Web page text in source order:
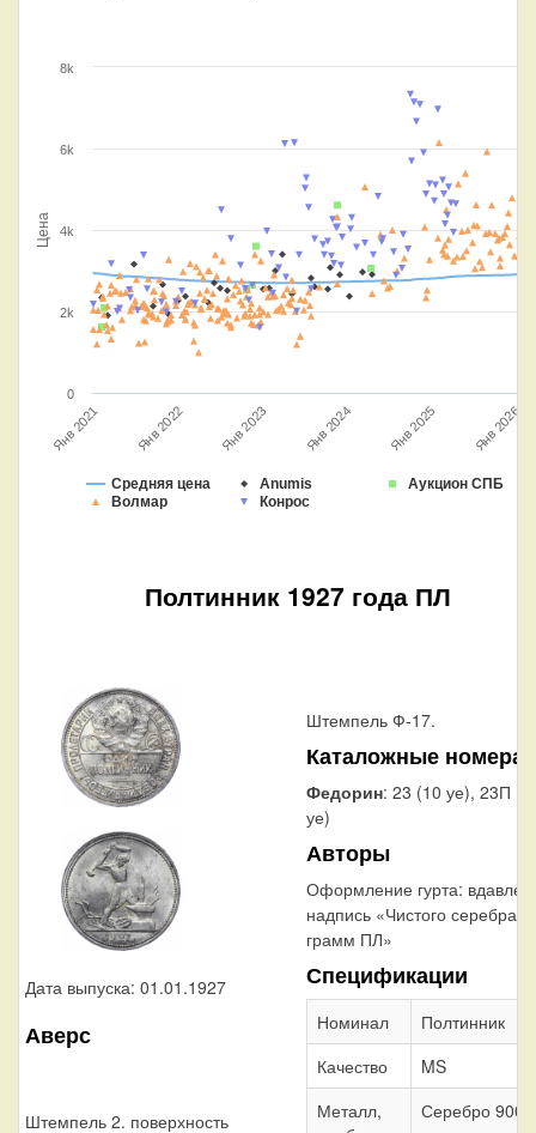
Цена
Средняя цена Anumis
Аукцион СПБ
Волмар
Конрос
Янв 2021 Янв 2022 Янв 2023 Янв 2024 Янв 2025 Янв 2026
0
2k
4k
6k
8k
Полтинник 1927 года ПЛ
Дата выпуска: 01.01.1927
Аверс
Штемпель 2. поверхность
Штемпель Ф-17.
Каталожные номера
Федорин: 23 (10 уе), 23П
уе)
Авторы
Оформление гурта:
надпись «Чистого серебра 9
грамм ПЛ»
Спецификации
Номинал
Полтинник
Качество
MS
Металл,
Серебро 900